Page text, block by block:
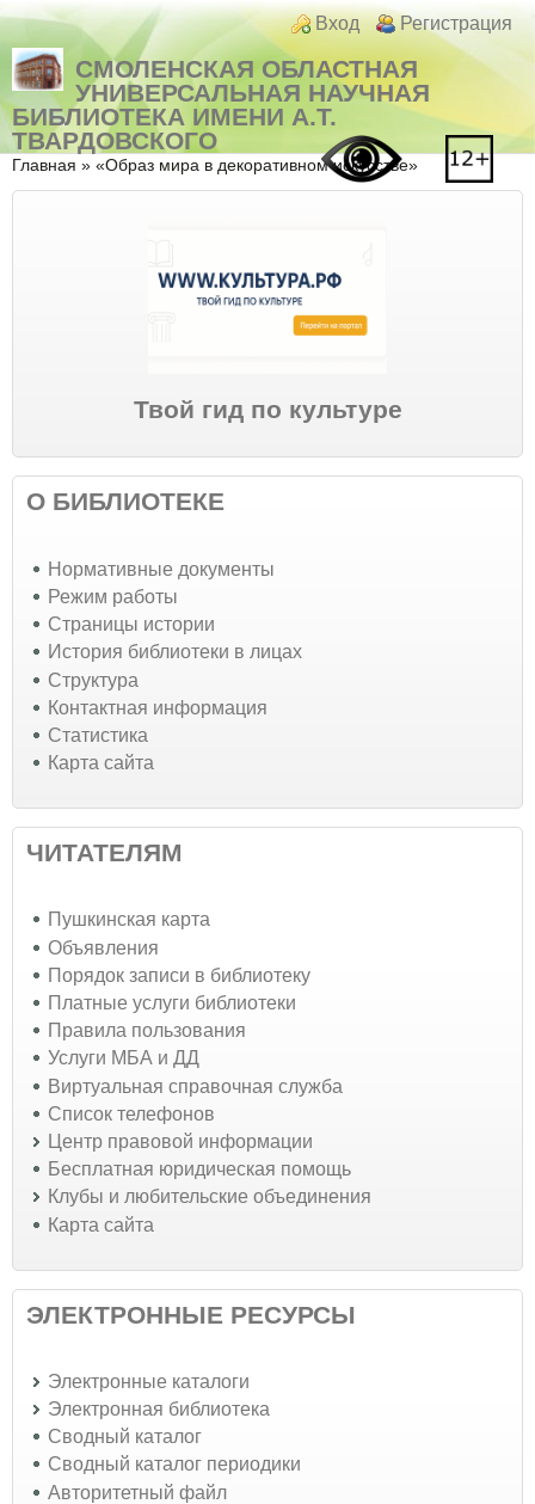
Перейти к основному содержанию
Skip to search
Login links
Вход Регистрация
СМОЛЕНСКАЯ ОБЛАСТНАЯ
УНИВЕРСАЛЬНАЯ НАУЧНАЯ
БИБЛИОТЕКА ИМЕНИ А.Т.
ТВАРДОВСКОГО
Вы здесь
Главная » «Образ мира в декоративном искусстве»
Твой гид по культуре
О БИБЛИОТЕКЕ
Нормативные документы
Режим работы
Страницы истории
История библиотеки в лицах
Структура
Контактная информация
Статистика
Карта сайта
ЧИТАТЕЛЯМ
Пушкинская карта
Объявления
Порядок записи в библиотеку
Платные услуги библиотеки
Правила пользования
Услуги МБА и ДД
Виртуальная справочная служба
Список телефонов
Центр правовой информации
Бесплатная юридическая помощь
Клубы и любительские объединения
Карта сайта
ЭЛЕКТРОННЫЕ РЕСУРСЫ
Электронные каталоги
Электронная библиотека
Сводный каталог
Сводный каталог периодики
Авторитетный файл